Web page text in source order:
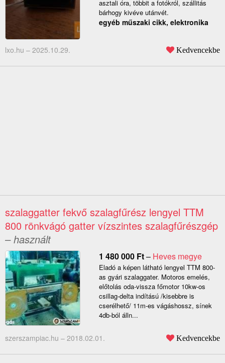
asztali óra, többit a fotókról, szállitás
bárhogy kivéve utánvét.
egyéb műszaki cikk, elektronika
lxo.hu – 2025.10.29. Kedvencekbe
szalaggatter fekvő szalagfűrész lengyel TTM
800 rönkvágó gatter vízszintes szalagfűrészgép
– használt
1 480 000 Ft– Heves megye
Eladó a képen látható lengyel TTM 800-
as gyári szalaggater. Motoros emelés,
előtolás oda-vissza főmotor 10kw-os
csillag-delta indítású /kisebbre is
cserélhető/ 11m-es vágáshossz, sínek
4db-ból álln...
szerszampiac.hu – 2018.02.01. Kedvencekbe